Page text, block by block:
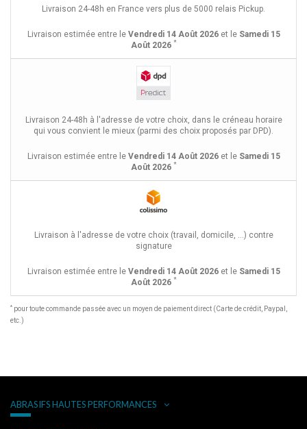
Livraison 24-48h en France vers plus de 5000 relais Pickup.
Livraison estimée entre le Vendredi 14 Août 2026et le Samedi 15
Août 2026 *
Livraison 24-48h à l'adresse de votre choix, dans le créneau horaire
qui vous convient le mieux (parmi des choix proposés par DPD).
Livraison estimée entre le Vendredi 14 Août 2026et le Samedi 15
Août 2026 *
Livraison à l'adresse de votre choix (travail, domicile, ...) contre
signature
Livraison estimée entre le Vendredi 14 Août 2026et le Samedi 15
Août 2026 *
* pour toute commande passée avec un moyen de paiement direct (Carte de crédit, Paypal,
etc.)
ABRASIFS HAUTES PERFORMANCES